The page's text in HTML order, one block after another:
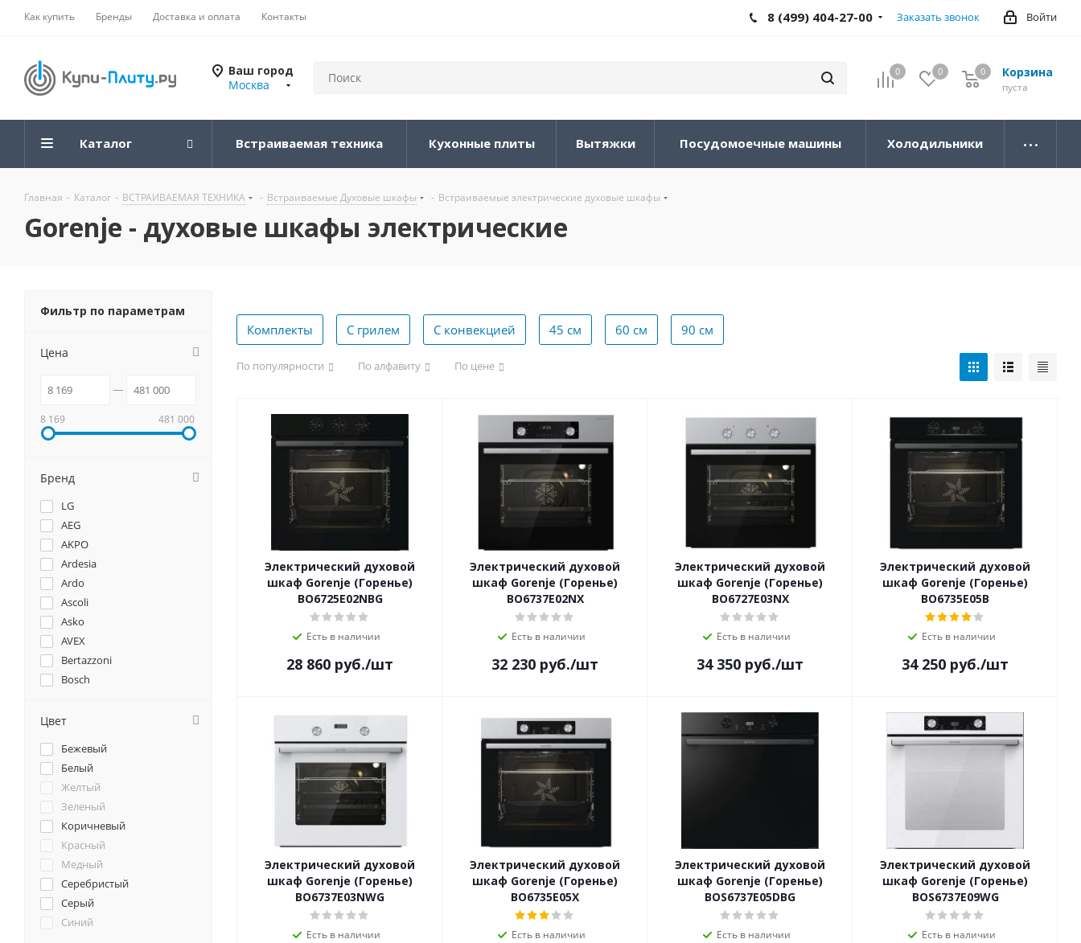
Как купить Бренды Доставка и оплата Контакты Войти
8 (499) 404-27-00 Заказать звонок
Ваш город
Москва
0 0 Корзина
0
пуста
0
Каталог Встраиваемая техника Кухонные плиты Вытяжки Посудомоечные машины Холодильники
Главная - Каталог - ВСТРАИВАЕМАЯ ТЕХНИКА - Встраиваемые Духовые шкафы - Встраиваемые электрические духовые шкафы
Gorenje - духовые шкафы электрические
Комплекты С грилем С конвекцией 45 см 60 см 90 см
По популярности По алфавиту По цене
Электрический духовой
шкаф Gorenje (Горенье)
BO6725E02NBG
Есть в наличии
28 860 руб./шт
Электрический духовой
шкаф Gorenje (Горенье)
BO6737E02NX
Есть в наличии
32 230 руб./шт
Электрический духовой
шкаф Gorenje (Горенье)
BO6727E03NX
Есть в наличии
34 350 руб./шт
Электрический духовой
шкаф Gorenje (Горенье)
BO6735E05B
Есть в наличии
34 250 руб./шт
Электрический духовой
шкаф Gorenje (Горенье)
BO6737E03NWG
Есть в наличии
Электрический духовой
шкаф Gorenje (Горенье)
BO6735E05X
Есть в наличии
Электрический духовой
шкаф Gorenje (Горенье)
BOS6737E05DBG
Есть в наличии
Электрический духовой
шкаф Gorenje (Горенье)
BOS6737E09WG
Есть в наличии
Фильтр по параметрам
Цена
8 169 481 000
Бренд
LG
AEG
AKPO
Ardesia
Ardo
Ascoli
Asko
AVEX
Bertazzoni
Bosch
Candy
Cata
Darina
De Dietrich
DeLonghi
DeLuxe
Delvento
Electrolux
Electronicsdeluxe
Evelux
EXITEQ
Цвет
Бежевый
Белый
Желтый
Зеленый
Коричневый
Красный
Медный
Серебристый
Серый
Синий